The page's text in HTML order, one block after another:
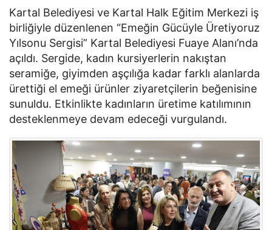
Kartal Belediyesi ve Kartal Halk Eğitim Merkezi iş
birliğiyle düzenlenen “Emeğin Gücüyle Üretiyoruz
Yılsonu Sergisi” Kartal Belediyesi Fuaye Alanı’nda
açıldı. Sergide, kadın kursiyerlerin nakıştan
seramiğe, giyimden aşçılığa kadar farklı alanlarda
ürettiği el emeği ürünler ziyaretçilerin beğenisine
sunuldu. Etkinlikte kadınların üretime katılımının
desteklenmeye devam edeceği vurgulandı.